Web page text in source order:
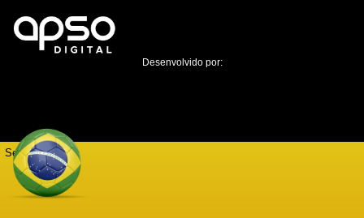
Desenvolvido por:
Seja notificado